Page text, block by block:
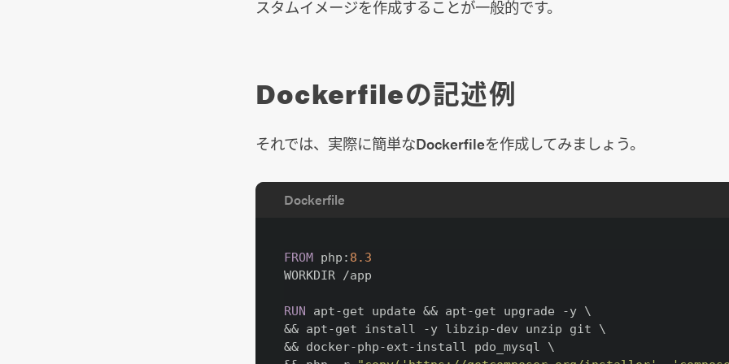
スタムイメージを作成することが一般的です。
Dockerfileの記述例
それでは、実際に簡単なDockerfileを作成してみましょう。
Dockerfile
FROM php: 8.3
WORKDIR /app
RUN
apt-get update && apt-get upgrade -y \
&& apt-get install -y libzip-dev unzip git \
&& docker-php-ext-install pdo_mysql \